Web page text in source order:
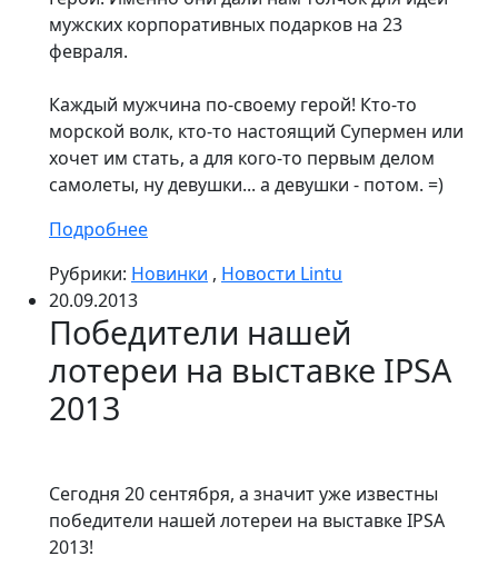
мужских корпоративных подарков на 23
февраля.
Каждый мужчина по-своему герой! Кто-то
морской волк, кто-то настоящий Супермен или
хочет им стать, а для кого-то первым делом
самолеты, ну девушки... а девушки - потом. =)
Подробнее
Рубрики: Новинки , Новости Lintu
20.09.2013
Победители нашей
лотереи на выставке IPSA
2013
Сегодня 20 сентября, а значит уже известны
победители нашей лотереи на выставке IPSA
2013!